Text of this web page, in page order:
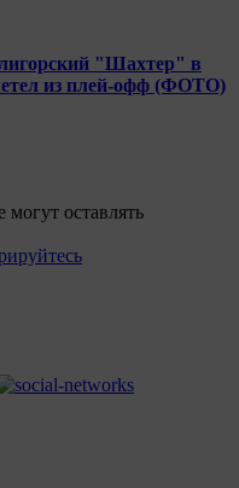
"Шахтер" в
из плей-офф (ФОТО)
могут оставлять